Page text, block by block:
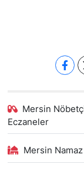
Mersin
Eczaneler
Mersin